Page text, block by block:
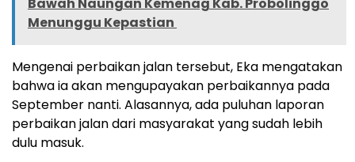
Bawah Naungan Kemenag Kab. Probolinggo
Menunggu Kepastian
Mengenai perbaikan jalan tersebut, Eka mengatakan
bahwa ia akan mengupayakan perbaikannya pada
September nanti. Alasannya, ada puluhan laporan
perbaikan jalan dari masyarakat yang sudah lebih
dulu masuk.